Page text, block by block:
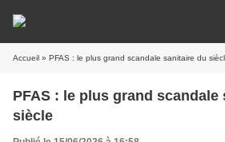
Accueil » PFAS : le plus grand scandale sanitaire du
PFAS : le plus grand scandale
siècle